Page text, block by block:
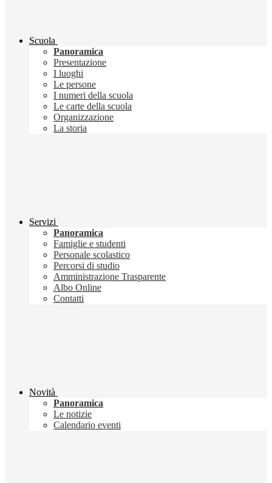
Scuola
Panoramica
Presentazione
I luoghi
Le persone
I numeri della scuola
Le carte della scuola
Organizzazione
La storia
Servizi
Panoramica
Famiglie e studenti
Personale scolastico
Percorsi di studio
Amministrazione Trasparente
Albo Online
Contatti
Novità
Panoramica
Le notizie
Calendario eventi